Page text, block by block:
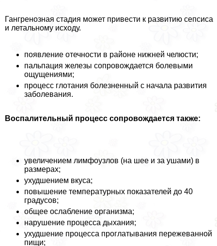
Гангренозная стадия может привести к развитию сепсиса
и летальному исходу.
появление отечности в районе нижней челюсти;
пальпация железы сопровождается болевыми
ощущениями;
процесс глотания болезненный с начала развития
заболевания.
Воспалительный процесс сопровождается также:
увеличением лимфоузлов (на шее и за ушами) в
размерах;
ухудшением вкуса;
повышение температурных показателей до 40
градусов;
общее ослабление организма;
нарушение процесса дыхания;
ухудшение процесса проглатывания пережеванной
пищи;